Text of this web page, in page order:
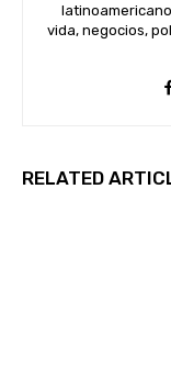
vida, negocios,
RELATED